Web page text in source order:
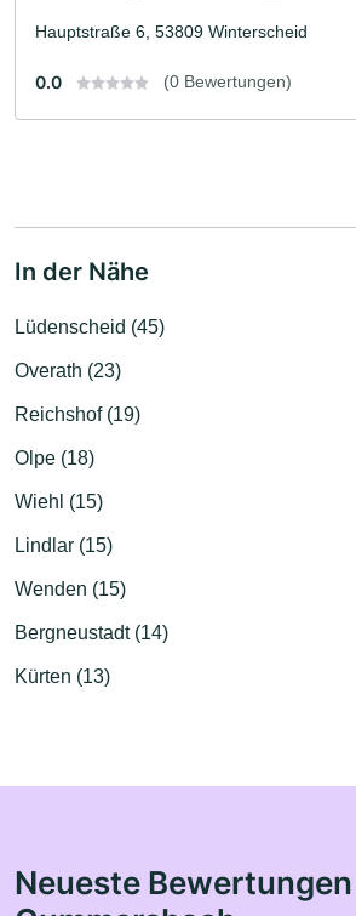
Hauptstraße 6, 53809 Winterscheid
0.0 (0 Bewertungen)
In der Nähe
Lüdenscheid (45)
Overath (23)
Reichshof (19)
Olpe (18)
Wiehl (15)
Lindlar (15)
Wenden (15)
Bergneustadt (14)
Kürten (13)
Neueste